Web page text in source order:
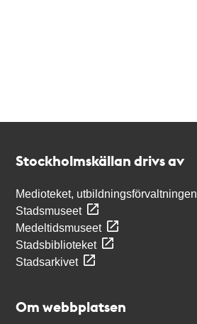
Stockholmskällan drivs av
Medioteket, utbildningsförvaltningen
Stadsmuseet
Medeltidsmuseet
Stadsbiblioteket
Stadsarkivet
Om webbplatsen